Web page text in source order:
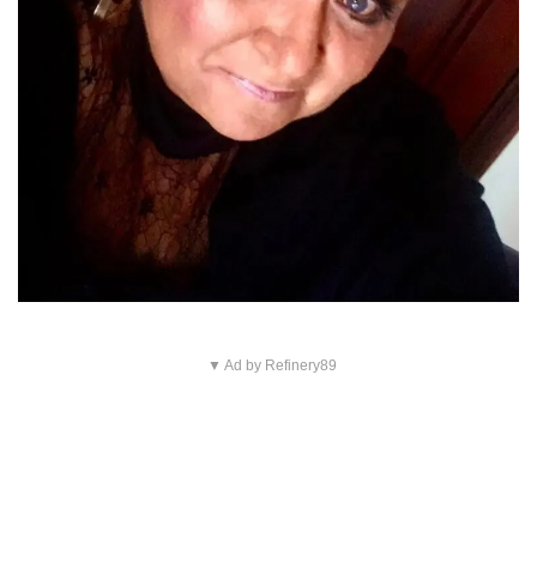
▼ Ad by Refinery89